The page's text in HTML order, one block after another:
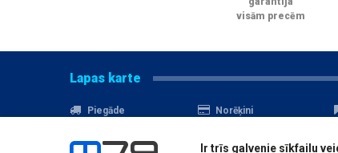
visām precēm
Lapas karte
Piegāde
Norēķini
Akcijas
Serviss
Ir trīs galvenie sīkfailu